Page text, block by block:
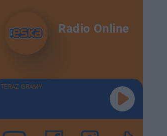
Radio Online
TERAZ GRAMY